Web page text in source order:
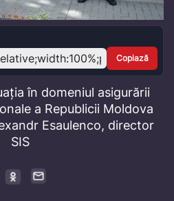
Video
Copiază
în domeniul asigurării
a Republicii Moldova
Esaulenco, director
SIS